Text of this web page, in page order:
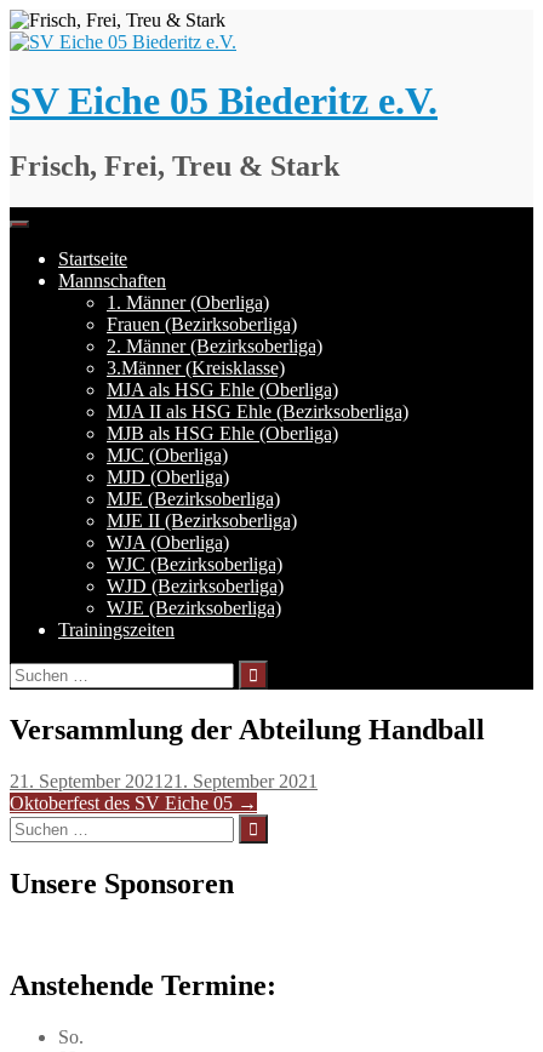
Springe
zum
SV Eiche 05 Biederitz e.V.
Frisch, Frei, Treu & Stark
Startseite
Mannschaften
1. Männer (Oberliga)
Frauen (Bezirksoberliga)
2. Männer (Bezirksoberliga)
3.Männer (Kreisklasse)
MJA als HSG Ehle (Oberliga)
MJA II als HSG Ehle (Bezirksoberliga)
MJB als HSG Ehle (Oberliga)
MJC (Oberliga)
MJD (Oberliga)
MJE (Bezirksoberliga)
MJE II (Bezirksoberliga)
WJA (Oberliga)
WJC (Bezirksoberliga)
WJD (Bezirksoberliga)
WJE (Bezirksoberliga)
Trainingszeiten
Suchen
nach:
Versammlung der Abteilung Handball
21. September 2021 21. September 2021
Artikel-
Navigation
Oktoberfest des SV Eiche 05 →
Suchen
nach:
Unsere Sponsoren
Anstehende Termine:
So.